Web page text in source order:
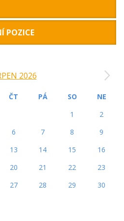
POZICE
2026
ČT PÁ SO
NE
1
2
6 7 8
9
13 14 15
16
20 21 22
23
27 28 29
30